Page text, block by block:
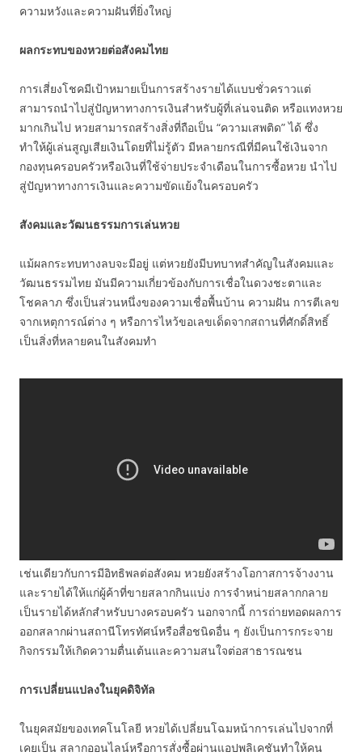
ความหวังและความฝันที่ยิ่งใหญ่
ผลกระทบของหวยต่อสังคมไทย
การเสี่ยงโชคมีเป้าหมายเป็นการสร้างรายได้แบบชั่วคราวแต่
สามารถนำไปสู่ปัญหาทางการเงินสำหรับผู้ที่เล่นจนติด หรือแทงหวย
มากเกินไป หวยสามารถสร้างสิ่งที่ถือเป็น “ความเสพติด” ได้ ซึ่ง
ทำให้ผู้เล่นสูญเสียเงินโดยที่ไม่รู้ตัว มีหลายกรณีที่มีคนใช้เงินจาก
กองทุนครอบครัวหรือเงินที่ใช้จ่ายประจำเดือนในการซื้อหวย นำไป
สู่ปัญหาทางการเงินและความขัดแย้งในครอบครัว
สังคมและวัฒนธรรมการเล่นหวย
แม้ผลกระทบทางลบจะมีอยู่ แต่หวยยังมีบทบาทสำคัญในสังคมและ
วัฒนธรรมไทย มันมีความเกี่ยวข้องกับการเชื่อในดวงชะตาและ
โชคลาภ ซึ่งเป็นส่วนหนึ่งของความเชื่อพื้นบ้าน ความฝัน การตีเลข
จากเหตุการณ์ต่าง ๆ หรือการไหว้ขอเลขเด็ดจากสถานที่ศักดิ์สิทธิ์
เป็นสิ่งที่หลายคนในสังคมทำ
เช่นเดียวกับการมีอิทธิพลต่อสังคม หวยยังสร้างโอกาสการจ้างงาน
และรายได้ให้แก่ผู้ค้าที่ขายสลากกินแบ่ง การจำหน่ายสลากกลาย
เป็นรายได้หลักสำหรับบางครอบครัว นอกจากนี้ การถ่ายทอดผลการ
ออกสลากผ่านสถานีโทรทัศน์หรือสื่อชนิดอื่น ๆ ยังเป็นการกระจาย
กิจกรรมให้เกิดความตื่นเต้นและความสนใจต่อสาธารณชน
การเปลี่ยนแปลงในยุคดิจิทัล
ในยุคสมัยของเทคโนโลยี หวยได้เปลี่ยนโฉมหน้าการเล่นไปจากที่
เคยเป็น สลากออนไลน์หรือการสั่งซื้อผ่านแอปพลิเคชันทำให้คน